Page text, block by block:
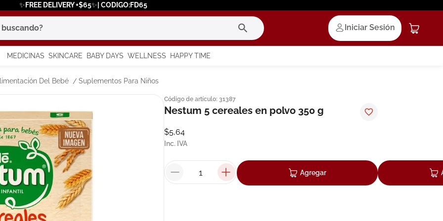
✨FREE DELIVERY +$65✨| CODIGO:FD65
Iniciar Sesión
MEDICINAS SKINCARE BABY DAYS WELLNESS HAPPY TIME
Del Bebé Suplementos Para Niños
Código de artículo: 31387
Nestum 5 cereales en polvo 350 g
$5,64
Inc. IVA
Agregar
más buscados